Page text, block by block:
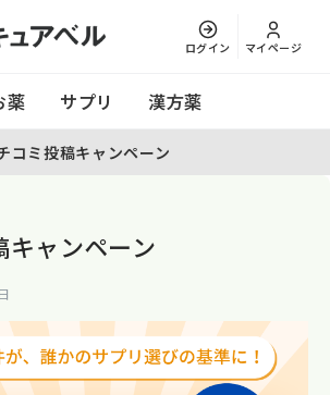
ログイン マイページ
薬 サプリ 漢方薬
コミ投稿キャンペーン
キャンペーン